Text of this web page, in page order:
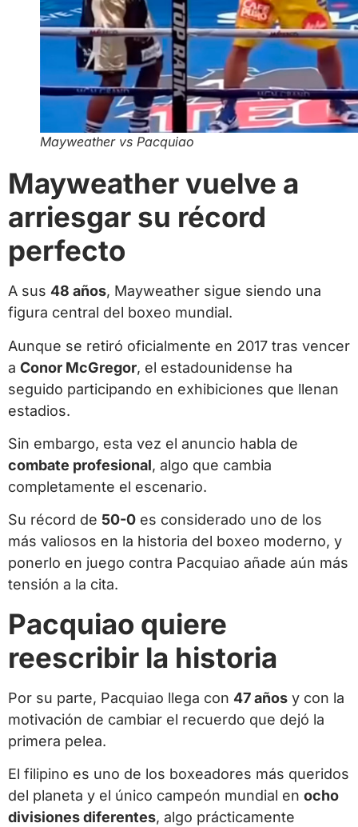
Mayweather vs Pacquiao
Mayweather vuelve a
arriesgar su récord
perfecto
A sus 48 años, Mayweather sigue siendo una
figura central del boxeo mundial.
Aunque se retiró oficialmente en 2017 tras vencer
a Conor McGregor, el estadounidense ha
seguido participando en exhibiciones que llenan
estadios.
Sin embargo, esta vez el anuncio habla de
combate profesional, algo que cambia
completamente el escenario.
Su récord de 50-0 es considerado uno de los
más valiosos en la historia del boxeo moderno, y
ponerlo en juego contra Pacquiao añade aún más
tensión a la cita.
Pacquiao quiere
reescribir la historia
Por su parte, Pacquiao llega con 47 años y con la
motivación de cambiar el recuerdo que dejó la
primera pelea.
El filipino es uno de los boxeadores más queridos
del planeta y el único campeón mundial en ocho
divisiones diferentes, algo prácticamente